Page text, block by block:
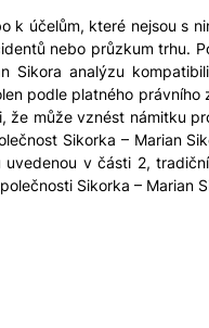
účelům, které nejsou s
nebo průzkum trhu.
Sikora analýzu
podle platného
může vznést námitku
Sikorka – Marian
v části 2,
Sikorka – Marian